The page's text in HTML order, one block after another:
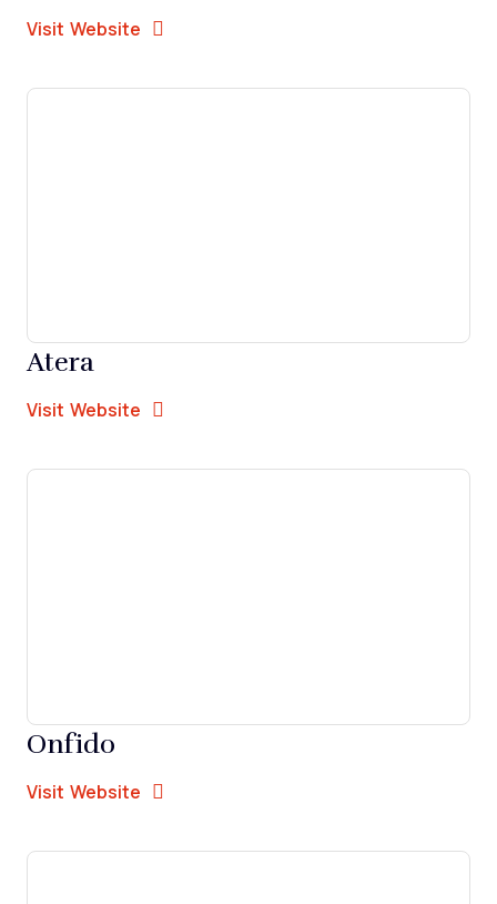
Visit Website Opens New Window
Atera
Visit Website Opens New Window
Onfido
Visit Website Opens New Window